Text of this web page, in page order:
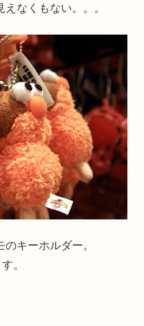
なくもない。。。
キーホルダー。
。